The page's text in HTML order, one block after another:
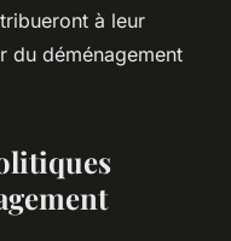
à leur
du déménagement